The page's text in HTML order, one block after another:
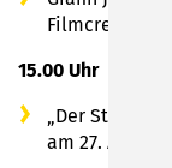
Filmcrew
15.00 Uhr
„Der
am 27.